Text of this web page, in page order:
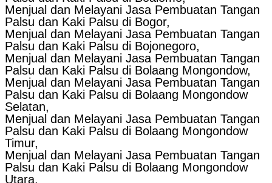
Menjual dan Melayani Jasa Pembuatan Tangan
Palsu dan Kaki Palsu di Bogor,
Menjual dan Melayani Jasa Pembuatan Tangan
Palsu dan Kaki Palsu di Bojonegoro,
Menjual dan Melayani Jasa Pembuatan Tangan
Palsu dan Kaki Palsu di Bolaang Mongondow,
Menjual dan Melayani Jasa Pembuatan Tangan
Palsu dan Kaki Palsu di Bolaang Mongondow
Selatan,
Menjual dan Melayani Jasa Pembuatan Tangan
Palsu dan Kaki Palsu di Bolaang Mongondow
Timur,
Menjual dan Melayani Jasa Pembuatan Tangan
Palsu dan Kaki Palsu di Bolaang Mongondow
Utara,